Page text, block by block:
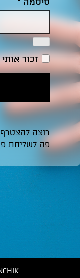
זכור אותי
רוצה
פה לשליחת